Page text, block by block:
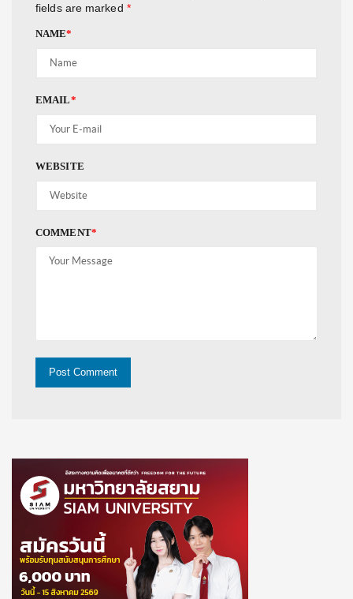
fields are marked *
NAME*
EMAIL*
WEBSITE
COMMENT*